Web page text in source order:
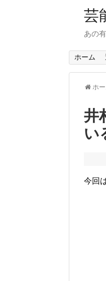
芸
あの
ホーム
ホ
井
い
今回